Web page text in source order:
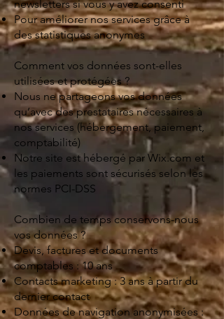
newsletters si vous y avez consenti
Pour améliorer nos services grâce à
des statistiques anonymes
Comment vos données sont-elles
utilisées et protégées ?
Nous ne partageons vos données
qu’avec des prestataires nécessaires à
nos services (hébergement, paiement,
comptabilité)
Notre site est hébergé par Wix.com et
les paiements sont sécurisés selon les
normes PCI-DSS
Combien de temps conservons-nous
vos données ?
Devis, factures et documents
comptables : 10 ans
Contacts marketing : 3 ans à partir du
dernier contact
Données de navigation anonymisées :